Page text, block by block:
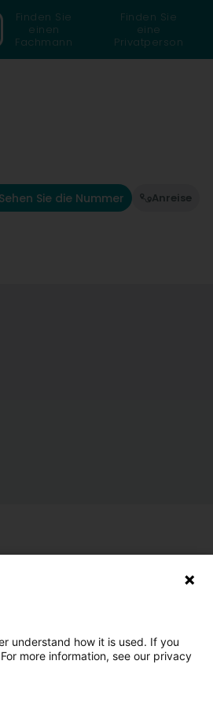
Finden Sie
einen
Fachmann
Finden Sie
eine
Privatperson
Sehen Sie die Nummer Anreise
understand how it is used. If you
more information, see our privacy